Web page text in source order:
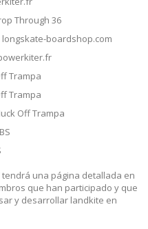
Through 36
longskate-boardshop.com
Trampa
Trampa
Off Trampa
tendrá una página detallada en
que han participado y que
y desarrollar landkite en